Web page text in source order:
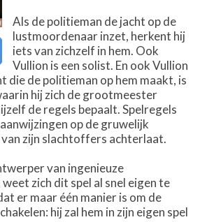
Als de politieman de jacht op de
lustmoordenaar inzet, herkent hij
iets van zichzelf in hem. Ook
Vullion is een solist. En ook Vullion
die de politieman op hem maakt, is
hij zich de grootmeester
de regels bepaalt. Spelregels
op de gruwelijk
zijn slachtoffers achterlaat.
van ingenieuze
zich dit spel al snel eigen te
er maar één manier is om de
hij zal hem in zijn eigen spel